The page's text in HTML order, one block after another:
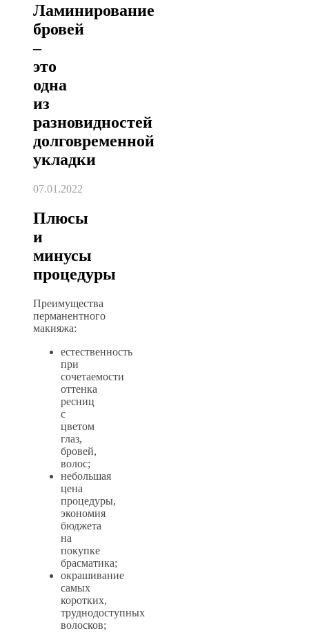
Ламинирование
бровей
–
это
одна
из
разновидностей
долговременной
укладки
07.01.2022
Плюсы
и
минусы
процедуры
Преимущества
перманентного
макияжа:
естественность
при
сочетаемости
оттенка
ресниц
с
цветом
глаз,
бровей,
волос;
небольшая
цена
процедуры,
экономия
бюджета
на
покупке
брасматика;
окрашивание
самых
коротких,
труднодоступных
волосков;